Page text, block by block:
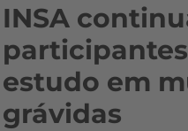
INSA
estudo em
grávidas